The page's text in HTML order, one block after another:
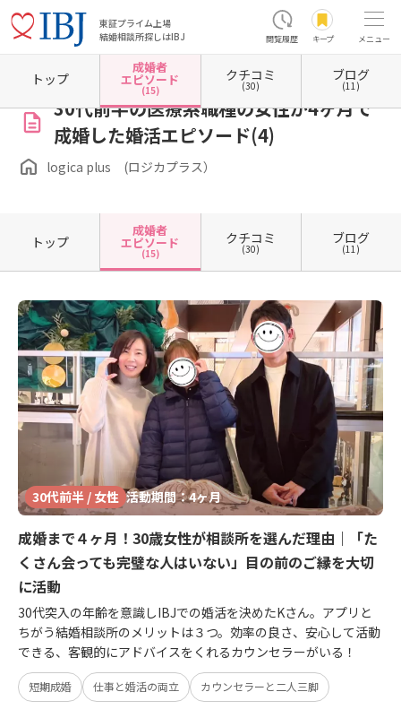
東証プライム上場
結婚相談所探しはIBJ
閲覧履歴 キープ メニュー
ホーム 愛知県の結婚相談所 愛知県名古屋市 愛知県名古屋市昭和区 logica plus (ロ
30代前半の医療系職種の女性が4ヶ月で
成婚した婚活エピソード(4)
logica plus (ロジカプラス）
トップ
成婚者
エピソード
(15)
クチコミ
(30)
ブログ
(11)
トップ
成婚者
エピソード
(15)
クチコミ
(30)
ブログ
(11)
30代前半 / 女性 活動期間：4ヶ月
成婚まで４ヶ月！30歳女性が相談所を選んだ理由｜「た
くさん会っても完璧な人はいない」目の前のご縁を大切
に活動
30代突入の年齢を意識しIBJでの婚活を決めたKさん。アプリと
ちがう結婚相談所のメリットは３つ。効率の良さ、安心して活動
できる、客観的にアドバイスをくれるカウンセラーがいる！
短期成婚 仕事と婚活の両立 カウンセラーと二人三脚